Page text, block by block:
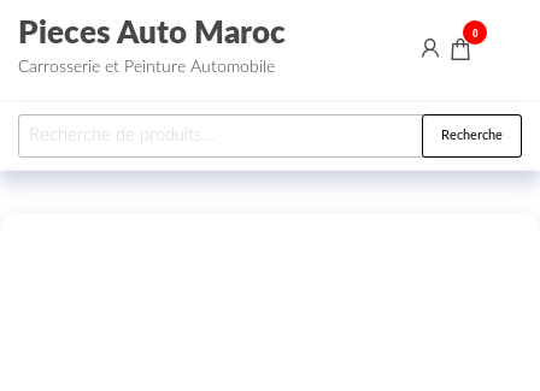
Aller au contenu
Pieces Auto Maroc
Carrosserie et Peinture Automobile
0
Recherche pour : Recherche